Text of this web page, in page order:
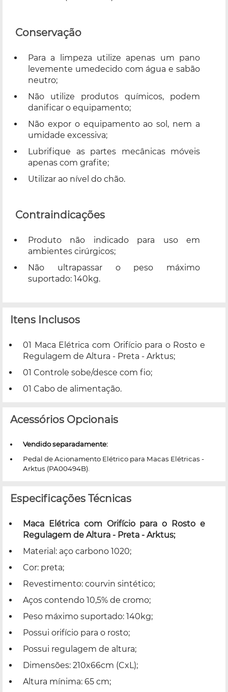
Conservação
Para a limpeza utilize apenas um pano
levemente umedecido com água e sabão
neutro;
Não utilize produtos químicos, podem
danificar o equipamento;
Não expor o equipamento ao sol, nem a
umidade excessiva;
Lubrifique as partes mecânicas móveis
apenas com grafite;
Utilizar ao nível do chão.
Contraindicações
Produto não indicado para uso em
ambientes cirúrgicos;
Não ultrapassar o peso máximo
suportado: 140kg.
Itens Inclusos
01 Maca Elétrica com Orifício para o Rosto e
Regulagem de Altura - Preta - Arktus;
01 Controle sobe/desce com fio;
01 Cabo de alimentação.
Acessórios Opcionais
Vendido separadamente:
Pedal de Acionamento Elétrico para Macas Elétricas -
Arktus (PA00494B).
Especificações Técnicas
Maca Elétrica com Orifício para o Rosto e
Regulagem de Altura - Preta - Arktus;
Material: aço carbono 1020;
Cor: preta;
Revestimento: courvin sintético;
Aços contendo 10,5% de cromo;
Peso máximo suportado: 140kg;
Possui orifício para o rosto;
Possui regulagem de altura;
Dimensões: 210x66cm (CxL);
Altura mínima: 65 cm;